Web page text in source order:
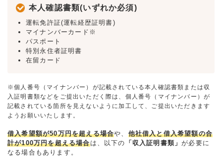
本人確認書類(いずれか必須)
運転免許証(運転経歴証明書)
マイナンバーカード※
パスポート
特別永住者証明書
在留カード
※個人番号（マイナンバー）が記載されている本人確認書類または収
入証明書類などをご提出いただく際は、個人番号（マイナンバー）が
記載されている箇所を見えないように加工して、ご提出いただきます
ようお願いいたします。
借入希望額が50万円を超える場合や、 他社借入と借入希望額の合
計が100万円を超える場合は、以下の 「収入証明書類」が必要に
なる場合もあります。